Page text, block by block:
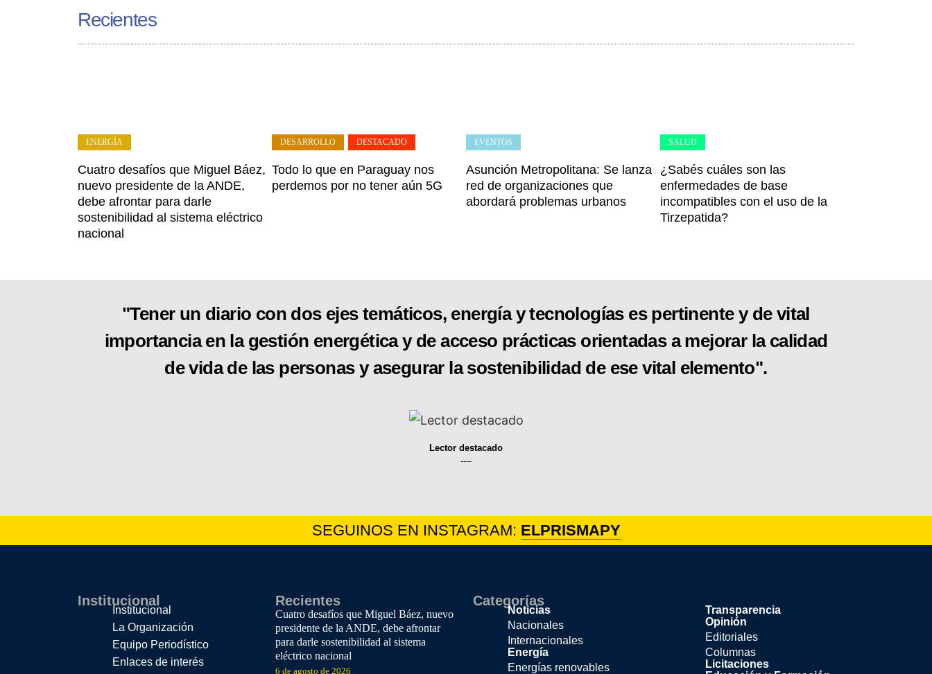
Recientes
Cuatro desafíos que Miguel Báez,
nuevo presidente de la ANDE,
debe afrontar para darle
sostenibilidad al sistema eléctrico
nacional
ENERGÍA
Todo lo que en Paraguay nos
perdemos por no tener aún 5G
DESARROLLO DESTACADO
Asunción Metropolitana: Se lanza
red de organizaciones que
abordará problemas urbanos
EVENTOS
¿Sabés cuáles son las
enfermedades de base
incompatibles con el uso de la
Tirzepatida?
SALUD
"Tener un diario con dos ejes temáticos, energía y tecnologías es pertinente y de vital
importancia en la gestión energética y de acceso prácticas orientadas a mejorar la calidad
de vida de las personas y asegurar la sostenibilidad de ese vital elemento".
Lector destacado
----
SEGUINOS EN INSTAGRAM: ELPRISMAPY
Institucional
Institucional
La Organización
Equipo Periodístico
Enlaces de interés
Recientes
Cuatro desafíos que Miguel Báez, nuevo
presidente de la ANDE, debe afrontar
para darle sostenibilidad al sistema
eléctrico nacional
6 de agosto de 2026
Categorías
Noticias
Nacionales
Internacionales
Energía
Energías renovables
Transparencia
Opinión
Editoriales
Columnas
Licitaciones